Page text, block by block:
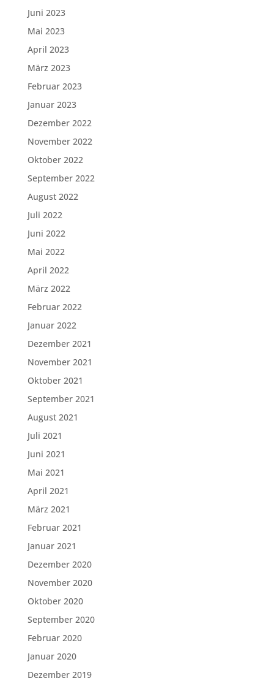
Juni 2023
Mai 2023
April 2023
März 2023
Februar 2023
Januar 2023
Dezember 2022
November 2022
Oktober 2022
September 2022
August 2022
Juli 2022
Juni 2022
Mai 2022
April 2022
März 2022
Februar 2022
Januar 2022
Dezember 2021
November 2021
Oktober 2021
September 2021
August 2021
Juli 2021
Juni 2021
Mai 2021
April 2021
März 2021
Februar 2021
Januar 2021
Dezember 2020
November 2020
Oktober 2020
September 2020
Februar 2020
Januar 2020
Dezember 2019